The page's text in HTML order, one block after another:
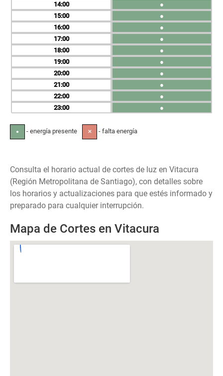
14
15
16
17
18
19
20
21
22
23
●
●
●
●
●
●
●
●
●
●
● - energía presente ✕ - falta energía
Consulta el horario actual de cortes de luz en Vitacura
(Región Metropolitana de Santiago), con detalles sobre
los horarios y actualizaciones para que estés informado y
preparado para cualquier interrupción.
Mapa de Cortes en Vitacura